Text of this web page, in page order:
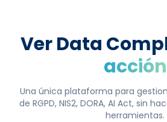
Ver Data
acción
Una única plataforma para
de RGPD, NIS2, DORA, AI Act, sin
herramientas.